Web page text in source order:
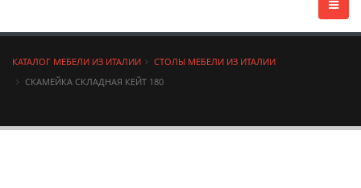
КАТАЛОГ МЕБЕЛИ ИЗ ИТАЛИИ
СТОЛЫ МЕБЕЛИ ИЗ ИТАЛИИ
СКАМЕЙКА СКЛАДНАЯ КЕЙТ 180